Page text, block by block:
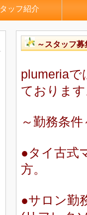
ッフ紹介
～スタッフ募
plumeriaで
ておりま
～勤務条件
●タイ古式
方。
●サロン勤